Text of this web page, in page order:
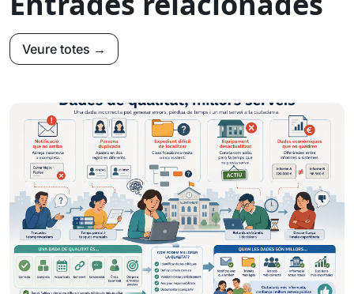
Veure totes →